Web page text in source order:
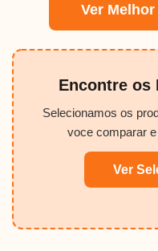
Ver
Encontre os
Selecionamos os
voce comparar
Ver